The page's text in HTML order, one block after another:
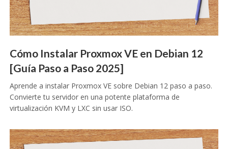
Cómo Instalar Proxmox VE en Debian 12
[Guía Paso a Paso 2025]
Aprende a instalar Proxmox VE sobre Debian 12 paso a paso.
Convierte tu servidor en una potente plataforma de
virtualización KVM y LXC sin usar ISO.